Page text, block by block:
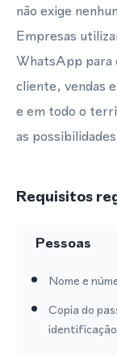
não exige
Empresas
WhatsApp para
cliente, vendas
e em todo o
as
Requisitos
Pessoas
Nome e
Copia do